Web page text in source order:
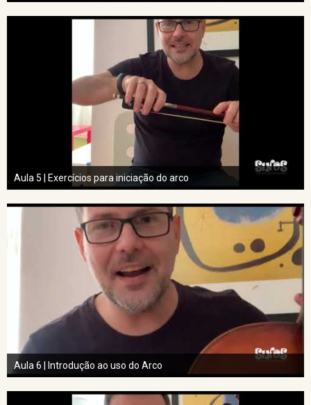
Aula 5 | Exercícios para iniciação do arco
Aula 6 | Introdução ao uso do Arco